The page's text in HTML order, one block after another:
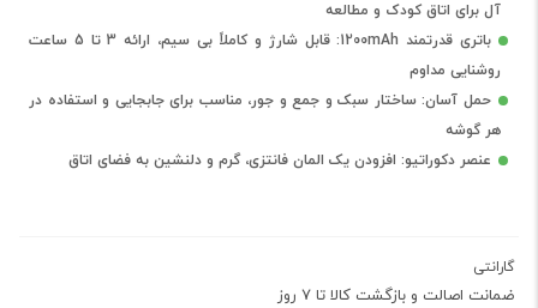
آل برای اتاق کودک و مطالعه
باتری قدرتمند 1200mAh: قابل شارژ و کاملاً بی سیم، ارائه 3 تا 5 ساعت
روشنایی مداوم
حمل آسان: ساختار سبک و جمع و جور، مناسب برای جابجایی و استفاده در
هر گوشه
عنصر دکوراتیو: افزودن یک المان فانتزی، گرم و دلنشین به فضای اتاق
گارانتی
ضمانت اصالت و بازگشت کالا تا 7 روز